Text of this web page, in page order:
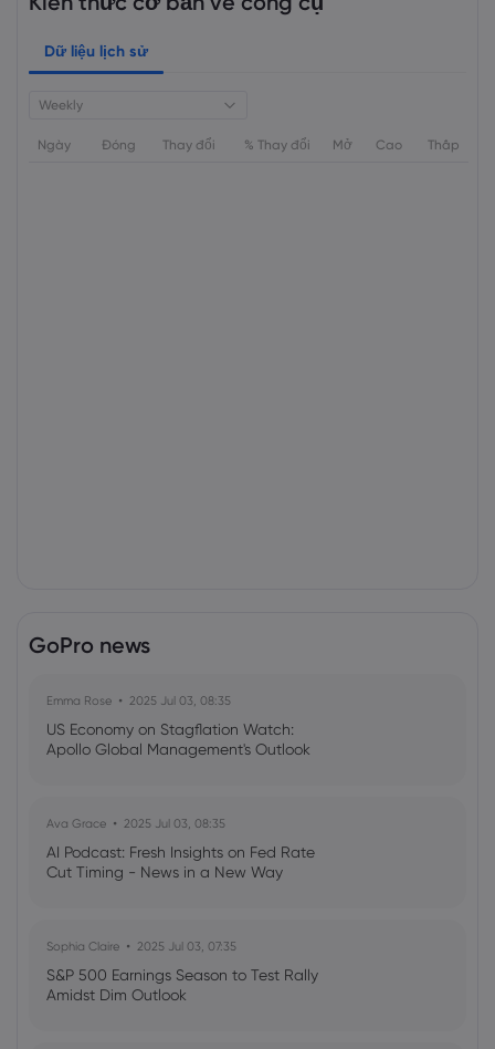
Dữ liệu lịch sử
Weekly
Ngày Đóng Thay đổi % Thay đổi Mở Cao Thấp
GoPro news
Emma Rose 2025 Jul 03, 08:35
US Economy on Stagflation Watch:
Apollo Global Management's Outlook
Ava Grace 2025 Jul 03, 08:35
AI Podcast: Fresh Insights on Fed Rate
Cut Timing - News in a New Way
Sophia Claire 2025 Jul 03, 07:35
S&P 500 Earnings Season to Test Rally
Amidst Dim Outlook